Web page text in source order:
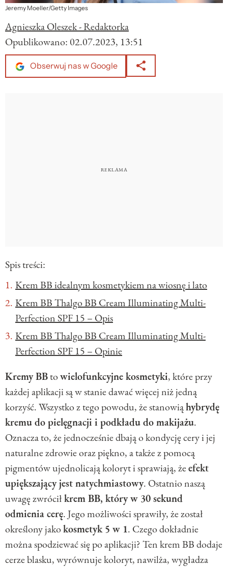
Jeremy Moeller/Getty Images
Agnieszka Oleszek - Redaktorka
Opublikowano: 02.07.2023, 13:51
Obserwuj nas w Google
Spis treści:
Krem BB idealnym kosmetykiem na wiosnę i lato
Krem BB Thalgo BB Cream Illuminating Multi-
Perfection SPF 15 – Opis
Krem BB Thalgo BB Cream Illuminating Multi-
Perfection SPF 15 – Opinie
Kremy BBtowielofunkcyjne kosmetyki, które przy
każdej aplikacji są w stanie dawać więcej niż jedną
korzyść. Wszystko z tego powodu, że stanowiąhybrydę
kremu do pielęgnacji i podkładu do makijażu.
Oznacza to, że jednocześnie dbają o kondycję cery i jej
naturalne zdrowie oraz piękno, a także z pomocą
pigmentów ujednolicają koloryt i sprawiają, żeefekt
upiększający jest natychmiastowy. Ostatnio naszą
uwagę zwróciłkrem BB, który w 30 sekund
odmienia cerę. Jego możliwości sprawiły, że został
określony jakokosmetyk 5 w 1. Czego dokładnie
można spodziewać się po aplikacji? Ten krem BB dodaje
cerze blasku, wyrównuje koloryt, nawilża, wygładza